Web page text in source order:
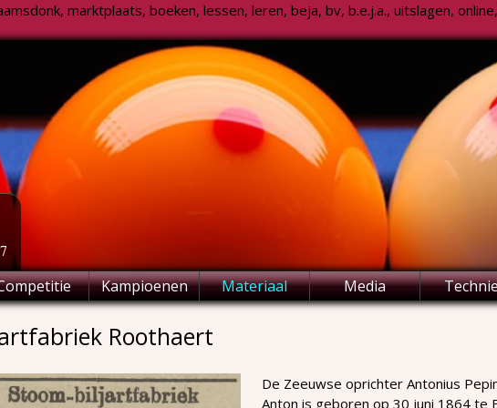
marktplaats, boeken, lessen, leren, beja, bv, b.e.j.a., uitslagen,
Kampioenen Materiaal Media
Roothaert
De Zeeuwse oprichter Antonius
Anton is geboren op 30 juni 1864 te